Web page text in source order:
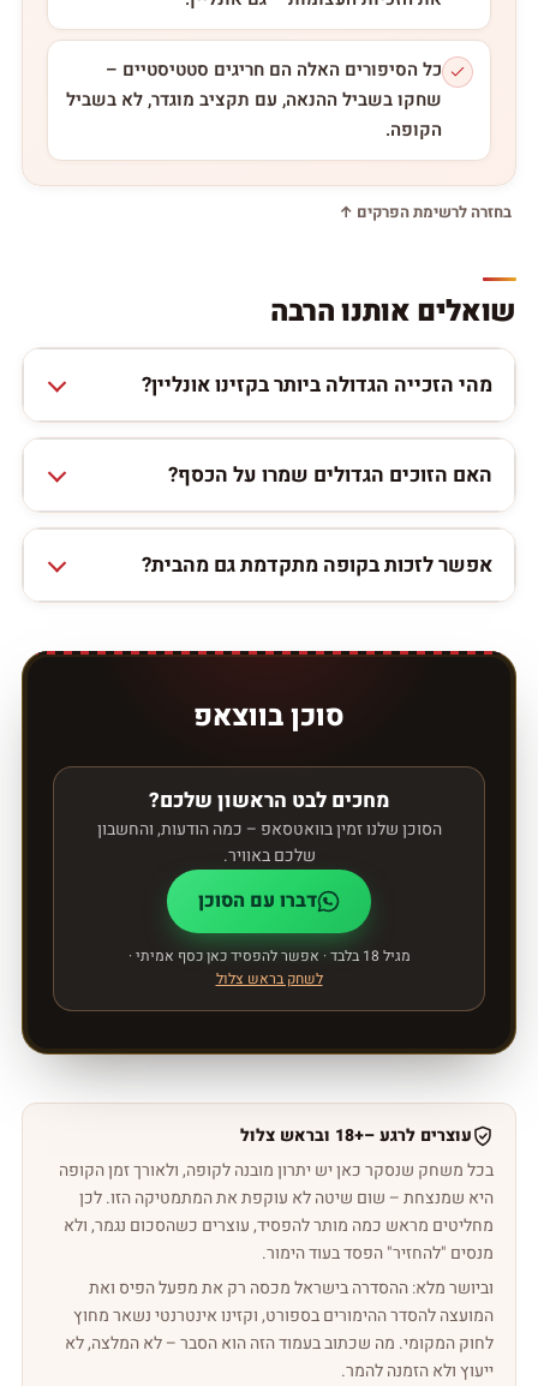
כל הסיפורים האלה הם חריגים סטטיסטיים –
שחקו בשביל ההנאה, עם תקציב מוגדר, לא בשביל
הקופה.
בחזרה לרשימת הפרקים ↑
שואלים אותנו הרבה
מהי הזכייה הגדולה ביותר בקזינו אונליין?
האם הזוכים הגדולים שמרו על הכסף?
אפשר לזכות בקופה מתקדמת גם מהבית?
סוכן בווצאפ
מחכים לבט הראשון שלכם?
הסוכן שלנו זמין בוואטסאפ – כמה הודעות, והחשבון
שלכם באוויר.
דברו עם הסוכן
מגיל 18 בלבד · אפשר להפסיד כאן כסף אמיתי ·
לשחק בראש צלול
עוצרים לרגע –18+ ‏ ובראש צלול
בכל משחק שנסקר כאן יש יתרון מובנה לקופה, ולאורך זמן הקופה
היא שמנצחת – שום שיטה לא עוקפת את המתמטיקה הזו. לכן
מחליטים מראש כמה מותר להפסיד, עוצרים כשהסכום נגמר, ולא
מנסים "להחזיר" הפסד בעוד הימור.
וביושר מלא: ההסדרה בישראל מכסה רק את מפעל הפיס ואת
המועצה להסדר ההימורים בספורט, וקזינו אינטרנטי נשאר מחוץ
לחוק המקומי. מה שכתוב בעמוד הזה הוא הסבר – לא המלצה, לא
ייעוץ ולא הזמנה להמר.